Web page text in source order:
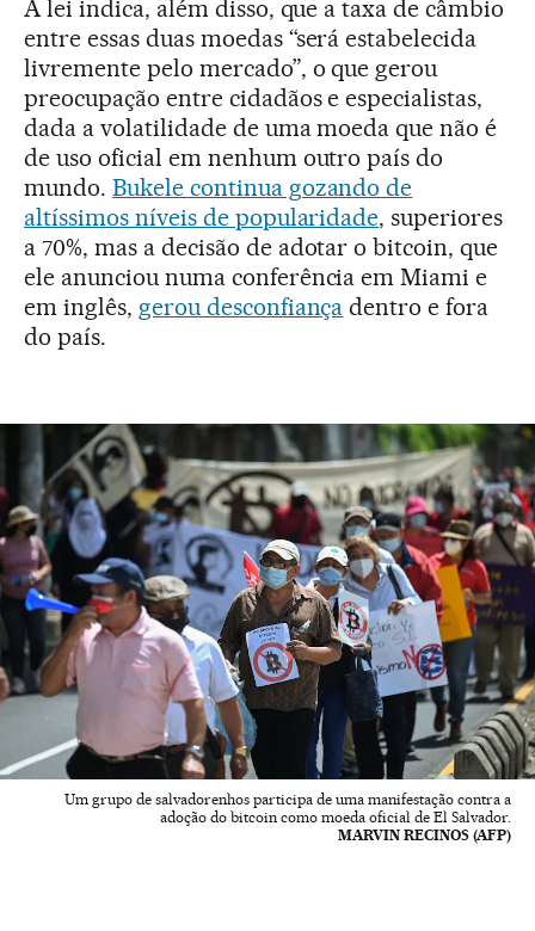
A lei indica, além disso, que a taxa de câmbio
entre essas duas moedas “será estabelecida
livremente pelo mercado”, o que gerou
preocupação entre cidadãos e especialistas,
dada a volatilidade de uma moeda que não é
de uso oficial em nenhum outro país do
mundo. Bukele continua gozando de
altíssimos níveis de popularidade, superiores
a 70%, mas a decisão de adotar o bitcoin, que
ele anunciou numa conferência em Miami e
em inglês, gerou desconfiança dentro e fora
do país.
Um grupo de salvadorenhos participa de uma manifestação contra a
adoção do bitcoin como moeda oficial de El Salvador.
MARVIN RECINOS (AFP)